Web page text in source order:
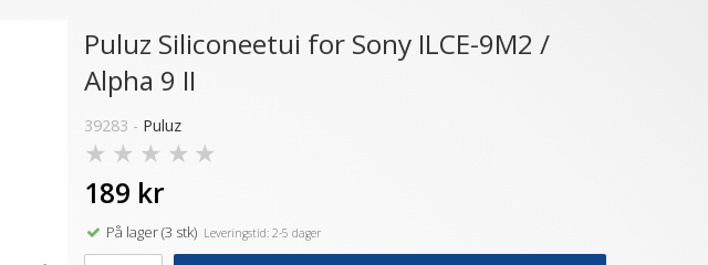
Puluz Siliconeetui for Sony ILCE-9M2 /
Alpha 9 II
39283 - Puluz
★ ★ ★ ★ ★
189 kr
På lager (3 stk)Leveringstid: 2-5 dager